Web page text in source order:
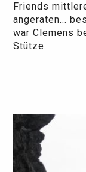
Friends
angeraten...
war Clemens
Stütze.